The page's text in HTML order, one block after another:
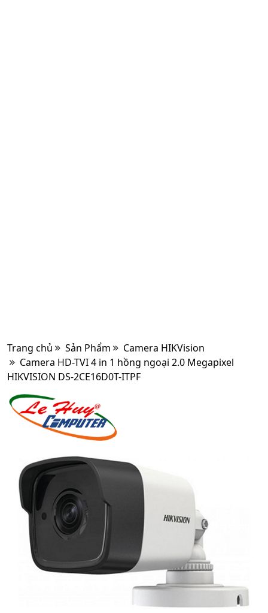
Trang chủ Sản Phẩm
Camera HIKVision
Camera HD-TVI 4 in 1 hồng ngoại 2.0 Megapixel
HIKVISION DS-2CE16D0T-ITPF